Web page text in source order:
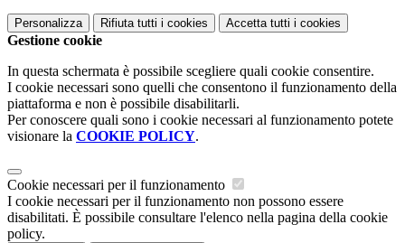
Personalizza Rifiuta tutti i cookies Accetta tutti i cookies
Gestione cookie
In questa schermata è possibile scegliere quali cookie consentire.
I cookie necessari sono quelli che consentono il funzionamento della
piattaforma e non è possibile disabilitarli.
Per conoscere quali sono i cookie necessari al funzionamento potete
visionare la COOKIE POLICY.
Cookie necessari per il funzionamento
I cookie necessari per il funzionamento non possono essere
disabilitati. È possibile consultare l'elenco nella pagina della cookie
policy.